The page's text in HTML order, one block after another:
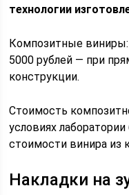
технологии
Композитные виниры:
5000 рублей — при
конструкции.
Стоимость
условиях
стоимости винира из
Накладки на